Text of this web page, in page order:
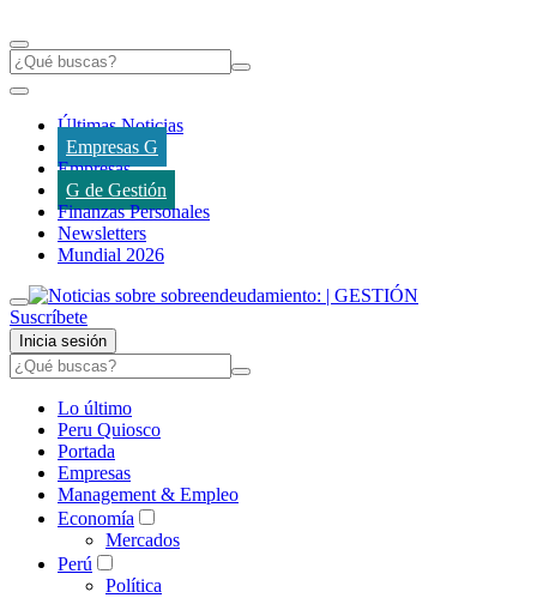
Últimas Noticias
Empresas G
Empresas
G de Gestión
Finanzas Personales
Newsletters
Mundial 2026
Suscríbete
Inicia sesión
Lo último
Peru Quiosco
Portada
Empresas
Management & Empleo
Economía
Mercados
Perú
Política